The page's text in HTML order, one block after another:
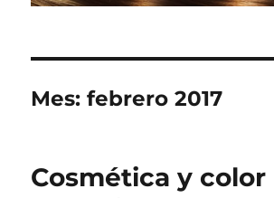
Mes:febrero 2017
Cosmética y color